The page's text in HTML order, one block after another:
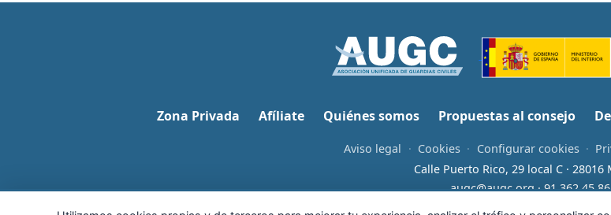
Zona Privada Afíliate Quiénes somos Propuestas al consejo
Aviso legal · Cookies · Configurar cookies ·
Calle Puerto Rico, 29 local C · 28016
augc@augc.org · 91 362 45 86